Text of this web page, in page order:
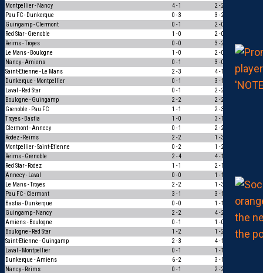
Montpellier - Nancy
4 - 1 2 - 2
Pau FC - Dunkerque
0 - 3 3 - 2
Guingamp - Clermont
0 - 1 2 - 0
Red Star - Grenoble
1 - 0 2 - 0
Reims - Troyes
0 - 0 3 - 2
Le Mans - Boulogne
1 - 0 2 - 0
1
Nancy - Amiens
0 - 1 3 - 0
Saint-Etienne - Le Mans
2 - 3 4 - 1
0
Dunkerque - Montpellier
0 - 1 3 - 1
0
Laval - Red Star
0 - 1 2 - 2
0
Boulogne - Guingamp
2 - 2 2 - 2
Grenoble - Pau FC
1 - 1 2 - 3
Troyes - Bastia
1 - 0 3 - 1
Clermont - Annecy
0 - 1 2 - 2
Rodez - Reims
2 - 2 1 - 3
Montpellier - Saint-Etienne
0 - 2 1 - 2
Reims - Grenoble
2 - 4 4 - 1
Red Star - Rodez
1 - 1 2 - 1
Annecy - Laval
0 - 0 1 - 1
Le Mans - Troyes
2 - 2 1 - 3
0
Pau FC - Clermont
3 - 1 3 - 1
Bastia - Dunkerque
0 - 0 1 - 1
1
Guingamp - Nancy
2 - 2 4 - 2
Amiens - Boulogne
0 - 1 1 - 0
0
Boulogne - Red Star
1 - 2 1 - 2
3
Saint-Etienne - Guingamp
2 - 3 4 - 1
Laval - Montpellier
0 - 1 1 - 1
Dunkerque - Amiens
6 - 2 3 - 1
Nancy - Reims
0 - 1 2 - 2